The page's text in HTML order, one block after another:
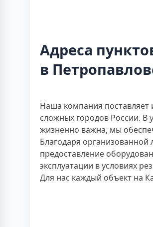
Адреса
в
Наша компания
сложных городов России. В
жизненно важна, мы
Благодаря
предоставление
эксплуатации в условиях
Для нас каждый объект на